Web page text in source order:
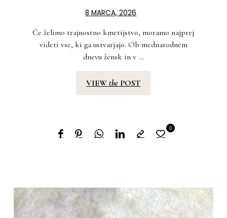
8 MARCA, 2026
Če želimo trajnostno kmetijstvo, moramo najprej
videti vse, ki ga ustvarjajo. Ob mednarodnem
dnevu žensk in v ...
VIEWthe POST
0